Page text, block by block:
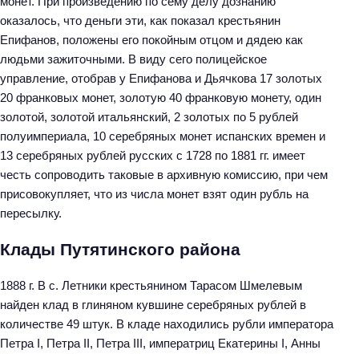
оказалось, что деньги эти, как показал крестьянин
Епифанов, положены его покойным отцом и дядею как
людьми зажиточными. В виду сего полицейское
управление, отобрав у Епифанова и Дьячкова 17 золотых
20 франковых монет, золотую 40 франковую монету, один
золотой, золотой итальянский, 2 золотых по 5 рублей
полуимпериала, 10 серебряных монет испанских времен и
13 серебряных рублей русских с 1728 по 1881 гг. имеет
честь сопроводить таковые в архивную комиссию, при чем
присовокупляет, что из числа монет взят один рубль на
пересылку.
Клады Путятинского района
1888 г. В с. Летники крестьянином Тарасом Шмелевым
найден клад в глиняном кувшине серебряных рублей в
количестве 49 штук. В кладе находились рубли императора
Петра I, Петра II, Петра III, императриц Екатерины I, Анны